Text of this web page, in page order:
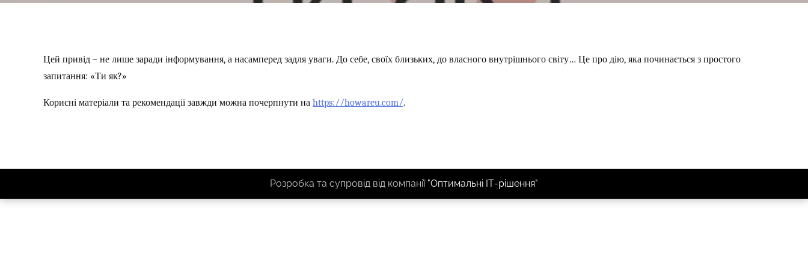
Цей привід – не лише заради інформування, а насамперед задля уваги. До себе, своїх близьких, до власного внутрішнього світу… Це про дію, яка починається з простого
запитання: «Ти як?»
Корисні матеріали та рекомендації завжди можна почерпнути на https://howareu.com/.
Розробка та супровід від компанії "Оптимальні ІТ-рішення"